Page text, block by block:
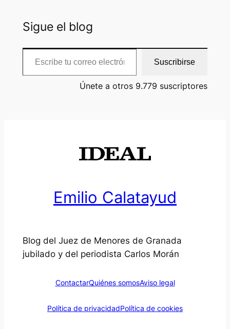
Sigue el blog
Escribe tu correo electrónico…
Suscribirse
Únete a otros 9.779 suscriptores
Emilio Calatayud
Blog del Juez de Menores de Granada
jubilado y del periodista Carlos Morán
ContactarQuiénes somosAviso legal
Política de privacidadPolítica de cookies